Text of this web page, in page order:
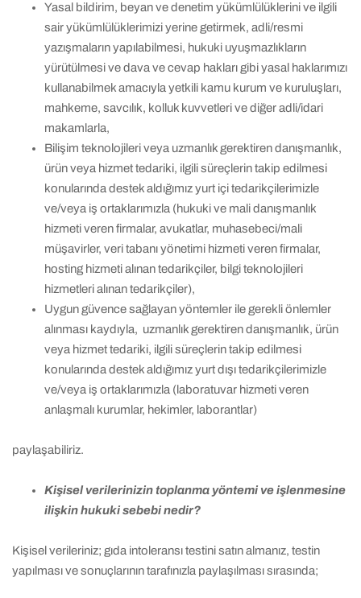
Yasal bildirim, beyan ve denetim yükümlülüklerini ve ilgili
sair yükümlülüklerimizi yerine getirmek, adli/resmi
yazışmaların yapılabilmesi, hukuki uyuşmazlıkların
yürütülmesi ve dava ve cevap hakları gibi yasal haklarımızı
kullanabilmek amacıyla yetkili kamu kurum ve kuruluşları,
mahkeme, savcılık, kolluk kuvvetleri ve diğer adli/idari
makamlarla,
Bilişim teknolojileri veya uzmanlık gerektiren danışmanlık,
ürün veya hizmet tedariki, ilgili süreçlerin takip edilmesi
konularında destek aldığımız yurt içi tedarikçilerimizle
ve/veya iş ortaklarımızla (hukuki ve mali danışmanlık
hizmeti veren firmalar, avukatlar, muhasebeci/mali
müşavirler, veri tabanı yönetimi hizmeti veren firmalar,
hosting hizmeti alınan tedarikçiler, bilgi teknolojileri
hizmetleri alınan tedarikçiler),
Uygun güvence sağlayan yöntemler ile gerekli önlemler
alınması kaydıyla, uzmanlık gerektiren danışmanlık, ürün
veya hizmet tedariki, ilgili süreçlerin takip edilmesi
konularında destek aldığımız yurt dışı tedarikçilerimizle
ve/veya iş ortaklarımızla (laboratuvar hizmeti veren
anlaşmalı kurumlar, hekimler, laborantlar)
paylaşabiliriz.
Kişisel verilerinizin toplanma yöntemi ve işlenmesine
ilişkin hukuki sebebi nedir?
Kişisel verileriniz; gıda intoleransı testini satın almanız, testin
yapılması ve sonuçlarının tarafınızla paylaşılması sırasında;